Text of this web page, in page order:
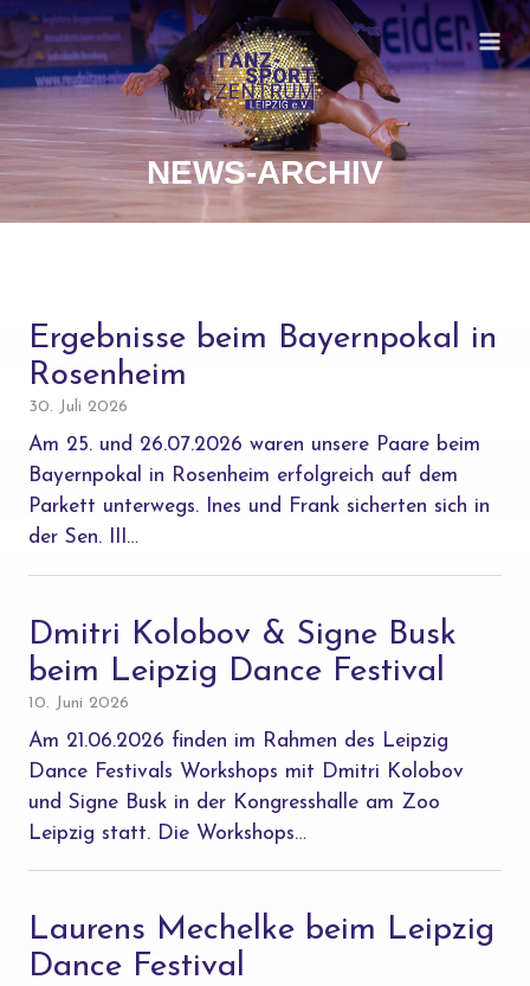
Zum
Inhalt
springen
NEWS-ARCHIV
Ergebnisse beim Bayernpokal in
Rosenheim
30. Juli 2026
Am 25. und 26.07.2026 waren unsere Paare beim
Bayernpokal in Rosenheim erfolgreich auf dem
Parkett unterwegs. Ines und Frank sicherten sich in
der Sen. III…
Dmitri Kolobov & Signe Busk
beim Leipzig Dance Festival
10. Juni 2026
Am 21.06.2026 finden im Rahmen des Leipzig
Dance Festivals Workshops mit Dmitri Kolobov
und Signe Busk in der Kongresshalle am Zoo
Leipzig statt. Die Workshops…
Laurens Mechelke beim Leipzig
Dance Festival